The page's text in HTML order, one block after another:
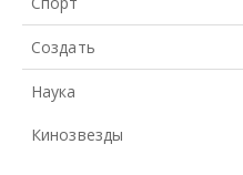
Создать
Наука
Кинозвезды